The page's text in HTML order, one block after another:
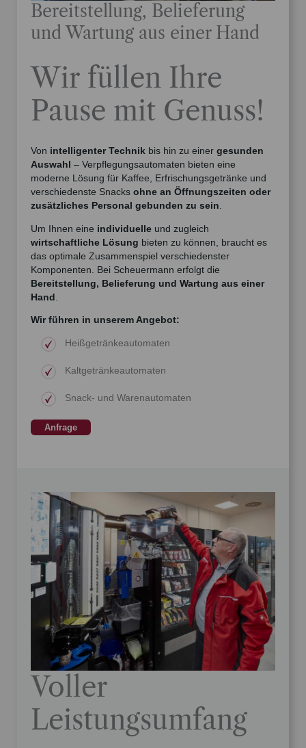
Bereitstellung, Belieferung
und Wartung aus einer Hand
Wir füllen Ihre
Pause mit Genuss!
Von intelligenter Technik bis hin zu einer gesunden
Auswahl – Verpflegungsautomaten bieten eine
moderne Lösung für Kaffee, Erfrischungsgetränke und
verschiedenste Snacks ohne an Öffnungszeiten oder
zusätzliches Personal gebunden zu sein.
Um Ihnen eine individuelle und zugleich
wirtschaftliche Lösung bieten zu können, braucht es
das optimale Zusammenspiel verschiedenster
Komponenten. Bei Scheuermann erfolgt die
Bereitstellung, Belieferung und Wartung aus einer
Hand
Wir führen in unserem Angebot:
Heißgetränkeautomaten
Kaltgetränkeautomaten
Snack- und Warenautomaten
Anfrage
Voller
Leistungsumfang